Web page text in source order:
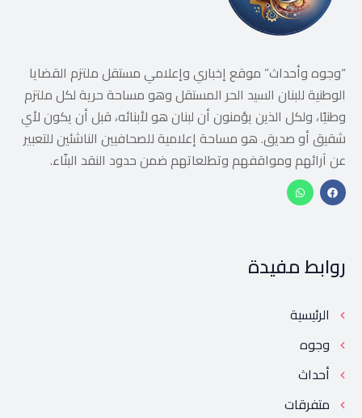
“وجوه وأحداث” موقع إخباري وإعلامي مستقل ملتزم القضايا
الوطنية للبنان السيد الحر المستقل وهو مساحة حرية لكل ملتزم
وطنيًا، ولكل الذين يؤمنون أن لبنان هو لأبنائه، قبل أن يكون لأي
شقيق أو صديق. هو مساحة إعلامية للصحافيين الناشئين للتعبير
عن آرائهم ومواقفهم وتطلعاتهم ضمن حدود النقد البنّاء.
روابط مفيدة
الرئيسية
وجوه
أحداث
متفرقات